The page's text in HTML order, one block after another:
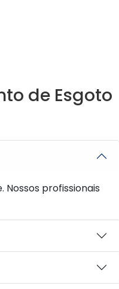
de Esgoto
profissionais